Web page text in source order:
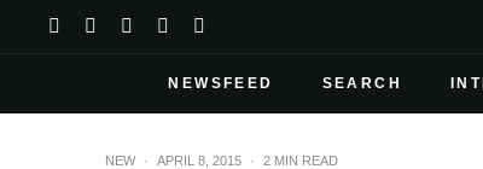
NEWSFEED SEARCH
NEW · APRIL 8, 2015 · 2 MIN READ